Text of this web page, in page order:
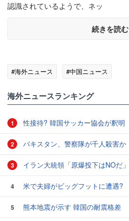
認識されているようで、ネッ
続きを読む
#海外ニュース #中国ニュース
海外ニュースランキング
1 性接待? 韓国サッカー協会が釈明
2 パキスタン、警察隊が千人殺害か
3 イラン大統領「原爆投下はNOだ」
4 米で夫婦がビッグフットに遭遇?
5
熊本地震が示す 韓国の耐震格差